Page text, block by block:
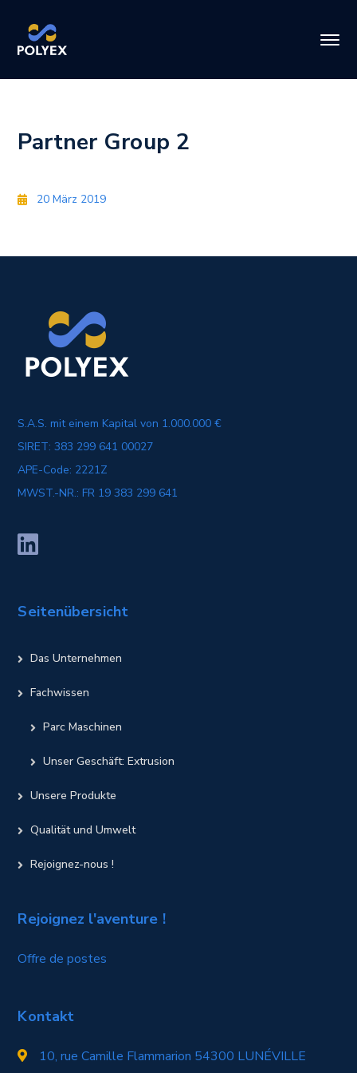
Partner Group 2
20 März 2019
S.A.S. mit einem Kapital von 1.000.000 €
SIRET: 383 299 641 00027
APE-Code: 2221Z
MWST.-NR.: FR 19 383 299 641
Seitenübersicht
Das Unternehmen
Fachwissen
Parc Maschinen
Unser Geschäft: Extrusion
Unsere Produkte
Qualität und Umwelt
Rejoignez-nous !
Rejoignez l'aventure !
Offre de postes
Kontakt
10, rue Camille Flammarion 54300 LUNÉVILLE